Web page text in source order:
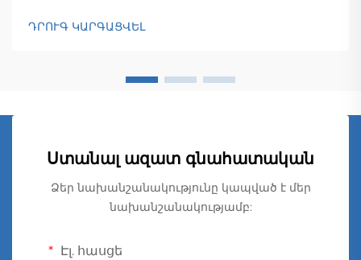
ԴՐՈՒԳ ԿԱՐԳԱՑՎԵԼ
Ստանալ ազատ գնահատական
Ձեր նախանշանակությունը կապված է մեր
նախանշանակությամբ:
Էլ. հասցե